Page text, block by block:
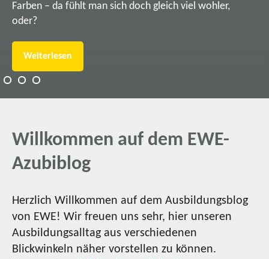
Farben – da fühlt man sich doch gleich viel wohler,
oder?
Weiterlesen
Willkommen auf dem EWE-
Azubiblog
Herzlich Willkommen auf dem Ausbildungsblog
von EWE! Wir freuen uns sehr, hier unseren
Ausbildungsalltag aus verschiedenen
Blickwinkeln näher vorstellen zu können.